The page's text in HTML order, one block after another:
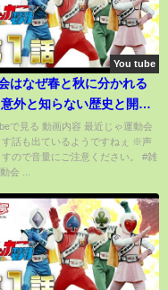
You tube
はなぜ春と秋に分かれる
外と知らない歴史と開催
分かれる理由を解説【ゆ
雑学】
で見る 動画内容 最近じゃ運動会
す話も出ているようですねぇ ※声
すので音量にご注意ください。 #雑
会 ...